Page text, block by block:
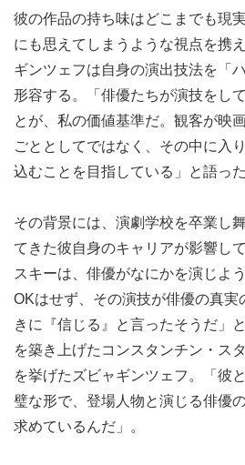
彼の作品の持ち味はどこまでも現
にも思えてしまうような視点を携
ギンツェフは自身の演出技法を「
形容する。「俳優たちが演技をし
とが、私の価値基準だ。観客が映
ごととしてではなく、その中に入
込むことを目指している」と語った
その背景には、演劇学校を卒業し
てきた彼自身のキャリアが影響し
スキーは、俳優がなにかを演じよ
OKはせず、その演技が俳優の真実
きに『信じる』と言ったそうだ」
を築き上げたコンスタンチン・ス
を挙げたズビャギンツェフ。「彼
璧な形で、登場人物と演じる俳優
求めているんだ」。